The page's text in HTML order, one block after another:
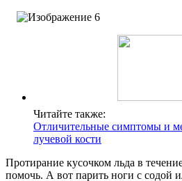
Читайте также:
Отличительные симптомы и
лучевой кости
Протирание кусочком льда в
помочь. А вот парить ноги с содой